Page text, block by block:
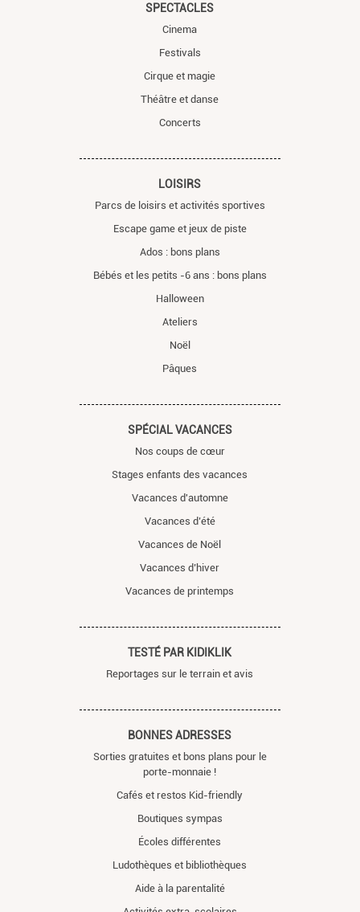
SPECTACLES
Cinema
Festivals
Cirque et magie
Théâtre et danse
Concerts
LOISIRS
Parcs de loisirs et activités sportives
Escape game et jeux de piste
Ados : bons plans
Bébés et les petits -6 ans : bons plans
Halloween
Ateliers
Noël
Pâques
SPÉCIAL VACANCES
Nos coups de cœur
Stages enfants des vacances
Vacances d'automne
Vacances d’été
Vacances de Noël
Vacances d’hiver
Vacances de printemps
TESTÉ PAR KIDIKLIK
Reportages sur le terrain et avis
BONNES ADRESSES
Sorties gratuites et bons plans pour le
porte-monnaie !
Cafés et restos Kid-friendly
Boutiques sympas
Écoles différentes
Ludothèques et bibliothèques
Aide à la parentalité